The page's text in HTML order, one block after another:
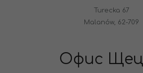
Turecka 67
Malanów, 62-709
Офис